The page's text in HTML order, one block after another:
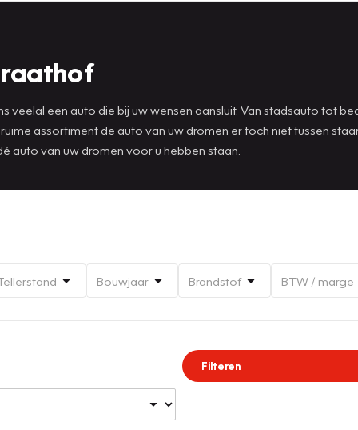
een auto die bij uw wensen aansluit. Van stadsauto tot
assortiment de auto van uw dromen er toch niet tussen
auto van uw dromen voor u hebben staan.
Bouwjaar Brandstof BTW / marge
Filteren